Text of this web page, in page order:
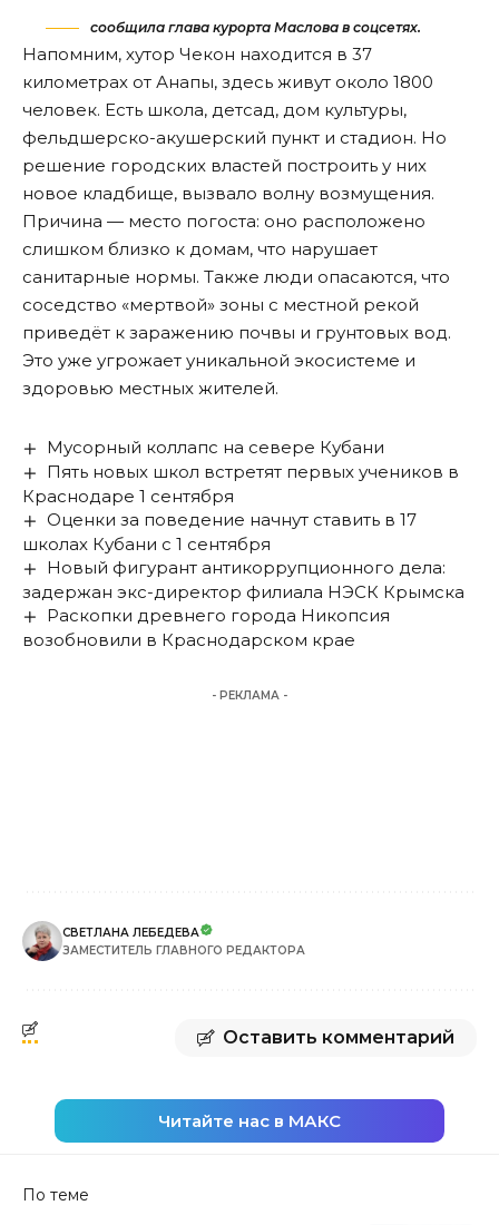
сообщила глава курорта Маслова в соцсетях.
Напомним, хутор Чекон находится в 37
километрах от Анапы, здесь живут около 1800
человек. Есть школа, детсад, дом культуры,
фельдшерско-акушерский пункт и стадион. Но
решение городских властей построить у них
новое кладбище, вызвало волну возмущения.
Причина — место погоста: оно расположено
слишком близко к домам, что нарушает
санитарные нормы. Также люди опасаются, что
соседство «мертвой» зоны с местной рекой
приведёт к заражению почвы и грунтовых вод.
Это уже угрожает уникальной экосистеме и
здоровью местных жителей.
Мусорный коллапс на севере Кубани
Пять новых школ встретят первых учеников в
Краснодаре 1 сентября
Оценки за поведение начнут ставить в 17
школах Кубани с 1 сентября
Новый фигурант антикоррупционного дела:
задержан экс-директор филиала НЭСК Крымска
Раскопки древнего города Никопсия
возобновили в Краснодарском крае
- РЕКЛАМА -
СВЕТЛАНА ЛЕБЕДЕВА
ЗАМЕСТИТЕЛЬ ГЛАВНОГО РЕДАКТОРА
Оставить комментарий
Читайте нас в МАКС
По теме